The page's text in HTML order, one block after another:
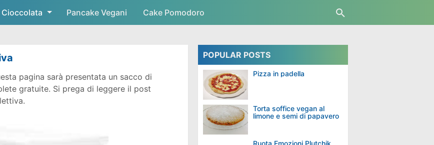
Skip to main content
Cioccolata Pancake Vegani Cake Pomodoro
pagina sarà presentata un sacco di
gratuite. Si prega di leggere il post
POPULAR POSTS
Pizza in padella
Torta soffice vegan al
limone e semi di papavero
Ruota Emozioni Plutchik